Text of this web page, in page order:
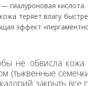
гиалуроновая
теряет влагу
эффект
не обвисла
(тыквенные
закрыть все